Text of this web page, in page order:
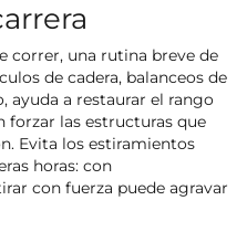
correr, una rutina breve de
de cadera, balanceos de
ayuda a restaurar el rango
forzar las estructuras que
Evita los estiramientos
horas: con
con fuerza puede agravar